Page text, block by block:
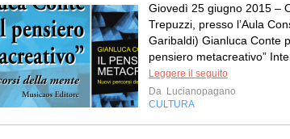
Giovedì 25 giugno 2015 –
Trepuzzi, presso l’Aula
Garibaldi) Gianluca Conte
pensiero metacreativo”
Leggere il seguito
Da Lucianopagano
CULTURA